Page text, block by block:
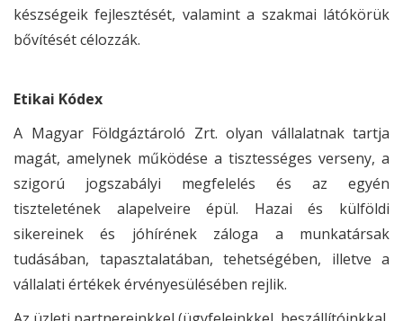
készségeik fejlesztését, valamint a szakmai látókörük
bővítését célozzák.
Etikai Kódex
A Magyar Földgáztároló Zrt. olyan vállalatnak tartja
magát, amelynek működése a tisztességes verseny, a
szigorú jogszabályi megfelelés és az egyén
tiszteletének alapelveire épül. Hazai és külföldi
sikereinek és jóhírének záloga a munkatársak
tudásában, tapasztalatában, tehetségében, illetve a
vállalati értékek érvényesülésében rejlik.